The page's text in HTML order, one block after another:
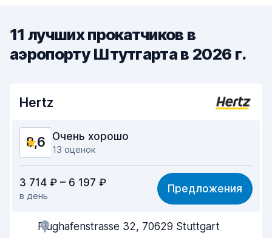
11 лучших прокатчиков в
аэропорту Штутгарта в 2026 г.
Hertz
8,6 Очень хорошо
13 оценок
8,5
Простота поиска 8,6
Помощь агентов
3 714 ₽ – 6 197 ₽
в день
Предложения
Flughafenstrasse 32, 70629 Stuttgart